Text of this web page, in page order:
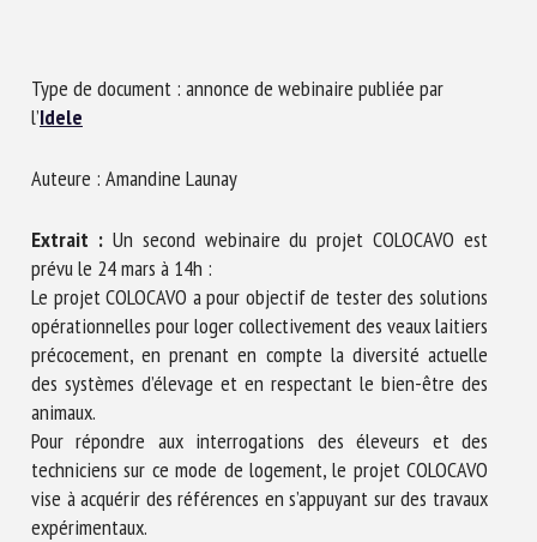
Type de document : annonce de webinaire publiée par
l’Idele
Auteure : Amandine Launay
Extrait : Un second webinaire du projet COLOCAVO est
prévu le 24 mars à 14h :
Le projet COLOCAVO a pour objectif de tester des solutions
opérationnelles pour loger collectivement des veaux laitiers
précocement, en prenant en compte la diversité actuelle
des systèmes d’élevage et en respectant le bien-être des
animaux.
Pour répondre aux interrogations des éleveurs et des
techniciens sur ce mode de logement, le projet COLOCAVO
vise à acquérir des références en s’appuyant sur des travaux
expérimentaux.
Nom *
Prénom *
Organisme *
E-mail *
En soumettant ce formulaire, j'accepte que les
informations saisies soient utilisées dans le cadre de la
relation avec le CNR BEA. *